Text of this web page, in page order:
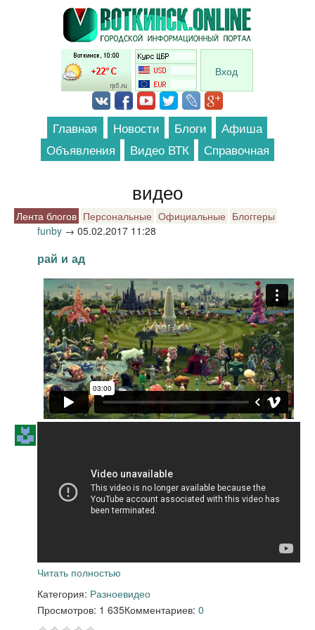
Перейти к основному содержанию
Вход
Главная Новости Блоги
Афиша
Объявления
Видео ВТК Справочная
видео
Лента блогов Персональные Официальные Блоггеры
funby → 05.02.2017 11:28
рай и ад
Читать полностью
Категория: Разноевидео
Просмотров: 1 635Комментариев: 0